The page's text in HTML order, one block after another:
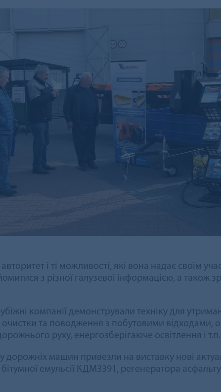
і ті можливості, які вона надає своїм
з різної галузевої інформацією, а також
компанії демонстрували техніку для
та поводження з побутовими відходами,
руху, енергозберігаюче освітлення і т.п.
дорожніх машин привезли на виставку нові
емульсії КДМ3391, регенератора